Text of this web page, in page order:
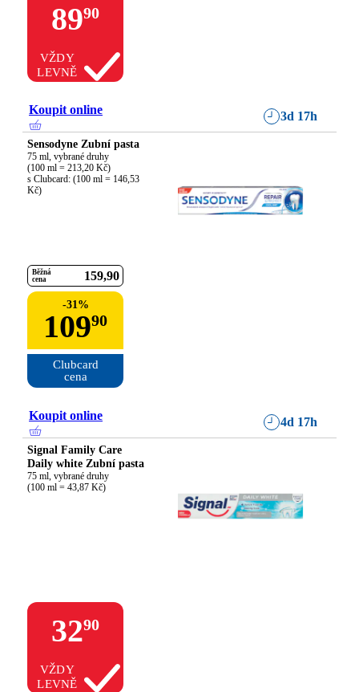
8990
VŽDY
LEVNĚ
Koupit online 3d 17h
Sensodyne Zubní pasta
75 ml, vybrané druhy
(100 ml = 213,20 Kč)
s Clubcard: (100 ml = 146,53
Kč)
Běžná
cena
159 90
-31%
10990
Clubcard
cena
Koupit online 4d 17h
Signal Family Care
Daily white Zubní pasta
75 ml, vybrané druhy
(100 ml = 43,87 Kč)
3290
VŽDY
LEVNĚ